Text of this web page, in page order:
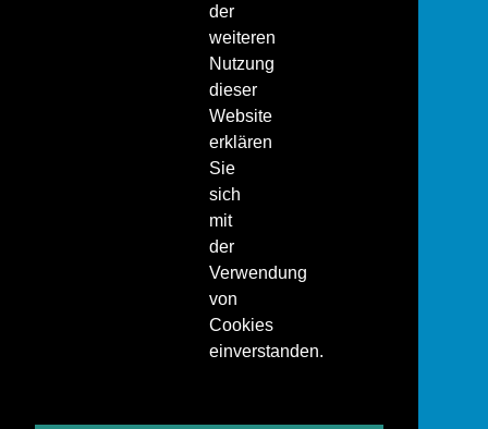
der
weiteren
Nutzung
dieser
Website
erklären
Sie
sich
mit
der
Verwendung
von
Cookies
einverstanden.